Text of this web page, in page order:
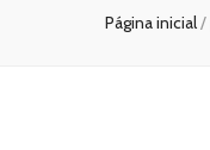
Página inicial/